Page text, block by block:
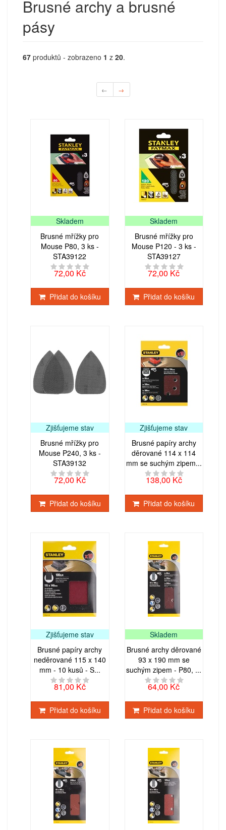
Brusné archy a brusné
pásy
67 produktů - zobrazeno 1 z 20.
← →
Skladem
Brusné mřížky pro
Mouse P80, 3 ks -
STA39122
72,00 Kč
Přidat do košíku
Skladem
Brusné mřížky pro
Mouse P120 - 3 ks -
STA39127
72,00 Kč
Přidat do košíku
Zjišťujeme stav
Brusné mřížky pro
Mouse P240, 3 ks -
STA39132
72,00 Kč
Přidat do košíku
Zjišťujeme stav
Brusné papíry archy
děrované 114 x 114
mm se suchým zipem...
138,00 Kč
Přidat do košíku
Zjišťujeme stav
Brusné papíry archy
neděrované 115 x 140
mm - 10 kusů - S...
81,00 Kč
Přidat do košíku
Skladem
Brusné archy děrované
93 x 190 mm se
suchým zipem - P80, ...
64,00 Kč
Přidat do košíku